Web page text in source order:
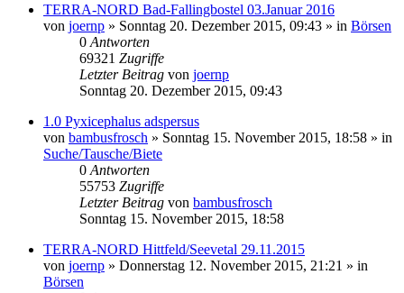
TERRA-NORD Bad-Fallingbostel 03.Januar 2016
von joernp » Sonntag 20. Dezember 2015, 09:43 » in Börsen
0 Antworten
69321 Zugriffe
Letzter Beitrag von joernp
Sonntag 20. Dezember 2015, 09:43
1.0 Pyxicephalus adspersus
von bambusfrosch » Sonntag 15. November 2015, 18:58 » in
Suche/Tausche/Biete
0 Antworten
55753 Zugriffe
Letzter Beitrag von bambusfrosch
Sonntag 15. November 2015, 18:58
TERRA-NORD Hittfeld/Seevetal 29.11.2015
von joernp » Donnerstag 12. November 2015, 21:21 » in
Börsen